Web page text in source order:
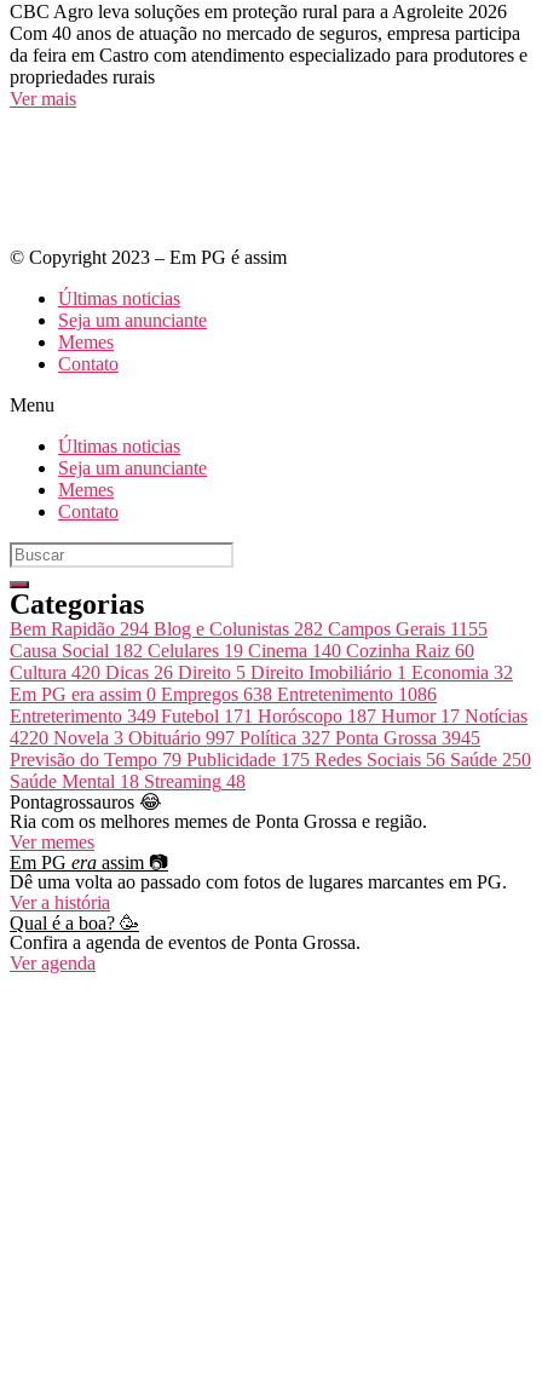
CBC Agro leva soluções em proteção rural para a Agroleite 2026
Com 40 anos de atuação no mercado de seguros, empresa participa
da feira em Castro com atendimento especializado para produtores e
propriedades rurais
Ver mais
© Copyright 2023 – Em PG é assim
Últimas noticias
Seja um anunciante
Memes
Contato
Menu
Últimas noticias
Seja um anunciante
Memes
Contato
Categorias
Bem Rapidão 294 Blog e Colunistas 282 Campos Gerais 1155
Causa Social 182 Celulares 19 Cinema 140 Cozinha Raiz 60
Cultura 420 Dicas 26 Direito 5 Direito Imobiliário 1 Economia 32
Em PG era assim 0 Empregos 638 Entretenimento 1086
Entreterimento 349 Futebol 171 Horóscopo 187 Humor 17 Notícias
4220 Novela 3 Obituário 997 Política 327 Ponta Grossa 3945
Previsão do Tempo 79 Publicidade 175 Redes Sociais 56 Saúde 250
Saúde Mental 18 Streaming 48
Pontagrossauros 😂
Ria com os melhores memes de Ponta Grossa e região.
Ver memes
Em PG era assim 📷
Dê uma volta ao passado com fotos de lugares marcantes em PG.
Ver a história
Qual é a boa? 🥳
Confira a agenda de eventos de Ponta Grossa.
Ver agenda